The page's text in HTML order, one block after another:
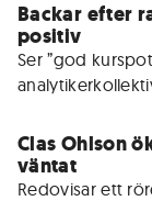
Backar efter
positiv
Ser ”god
Clas Ohlson
väntat